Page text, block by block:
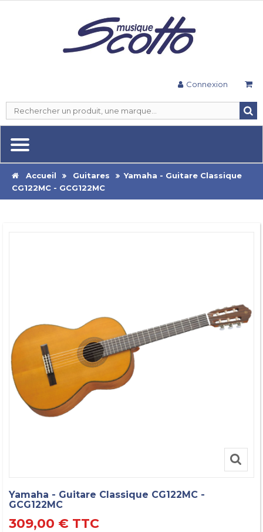
Connexion
Accueil Guitares
Yamaha - Guitare Classique
CG122MC - GCG122MC
Yamaha - Guitare Classique CG122MC -
GCG122MC
309,00 € TTC